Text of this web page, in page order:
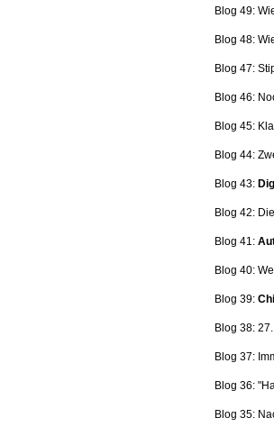
Blog 49:
Blog 48:
Blog 47:
Blog 46:
Blog 45:
Blog 44:
Blog 43:
Blog 42:
Blog 41:
Blog 40:
Blog 39:
Blog 38:
Blog 37:
Blog 36:
Blog 35: